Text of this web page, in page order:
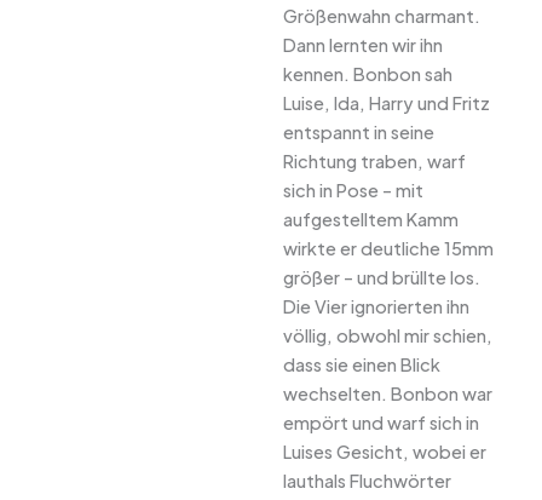
Größenwahn charmant.
Dann lernten wir ihn
kennen. Bonbon sah
Luise, Ida, Harry und Fritz
entspannt in seine
Richtung traben, warf
sich in Pose – mit
aufgestelltem Kamm
wirkte er deutliche 15mm
größer – und brüllte los.
Die Vier ignorierten ihn
völlig, obwohl mir schien,
dass sie einen Blick
wechselten. Bonbon war
empört und warf sich in
Luises Gesicht, wobei er
lauthals Fluchwörter